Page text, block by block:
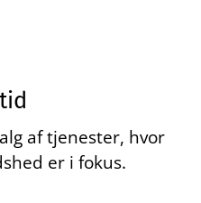
af tjenester, hvor
er i fokus.